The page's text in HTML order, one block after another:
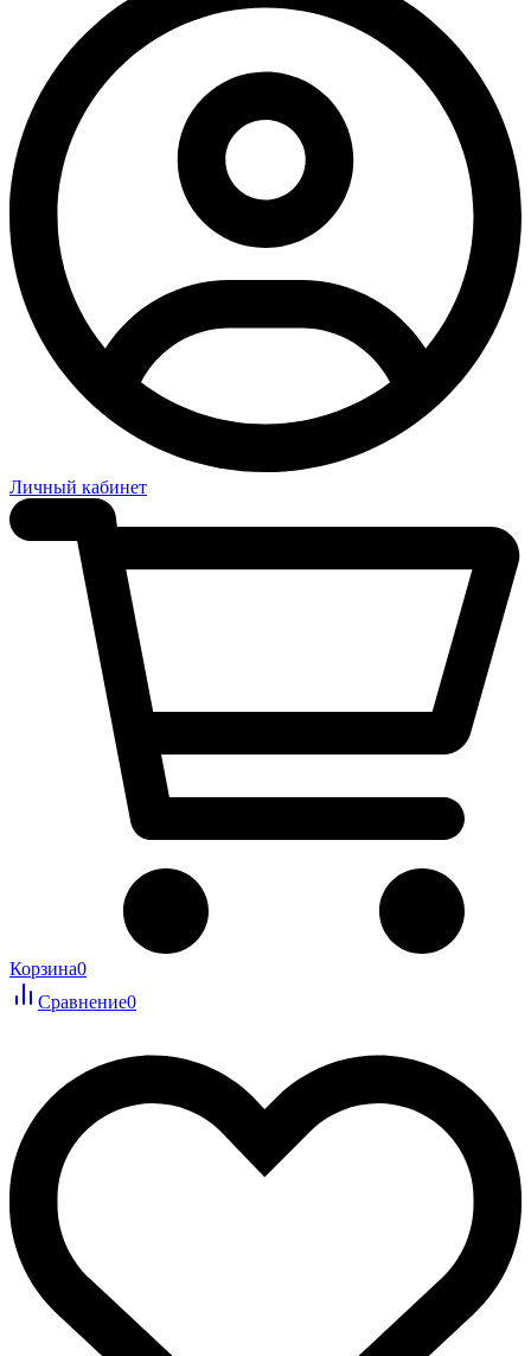
Личный кабинет
Корзина0
Сравнение0